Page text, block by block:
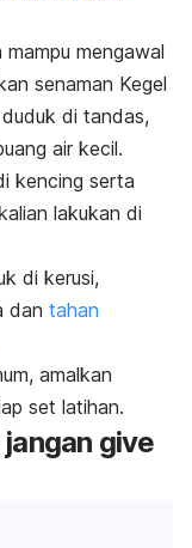
mengawal
senaman Kegel
di tandas,
air kecil.
kencing serta
lakukan di
di kerusi,
dan tahan
amalkan
set latihan.
give